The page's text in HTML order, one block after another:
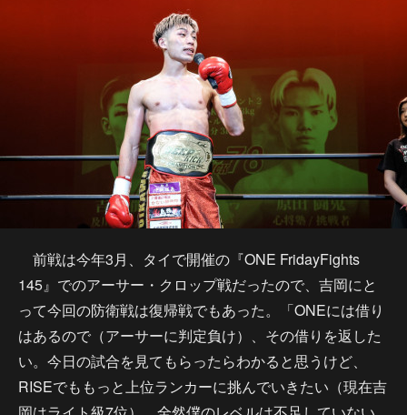
前戦は今年3月、タイで開催の『ONE FridayFights
145』でのアーサー・クロップ戦だったので、吉岡にと
って今回の防衛戦は復帰戦でもあった。「ONEには借り
はあるので（アーサーに判定負け）、その借りを返した
い。今日の試合を見てもらったらわかると思うけど、
RISEでももっと上位ランカーに挑んでいきたい（現在吉